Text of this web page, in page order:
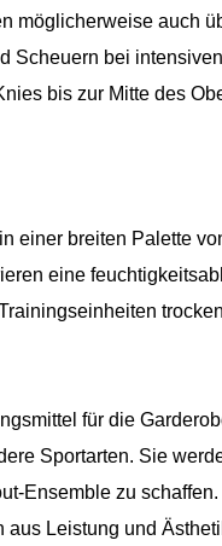
möglicherweise auch
Scheuern bei
bis zur Mitte des
einer breiten Palette
eine
für die
Sportarten. Sie
Ensemble zu
Leistung und